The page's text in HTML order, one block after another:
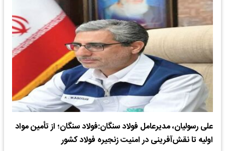
علی رسولیان، مدیرعامل فولاد سنگان:فولاد سنگان؛ از تأمین مواد
اولیه تا نقش‌آفرینی در امنیت زنجیره فولاد کشور